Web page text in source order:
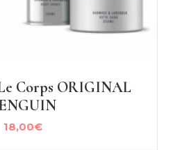
Corps ORIGINAL
18,00€